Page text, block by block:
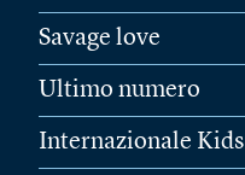
Savage love
Ultimo numero
Internazionale Kids